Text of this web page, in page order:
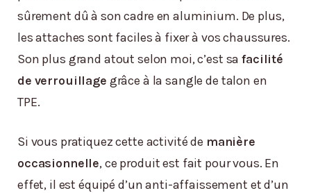
sûrement dû à son cadre en aluminium. De plus,
les attaches sont faciles à fixer à vos chaussures.
Son plus grand atout selon moi, c’est safacilité
de verrouillage grâce à la sangle de talon en
TPE.
Si vous pratiquez cette activité de manière
occasionnelle, ce produit est fait pour vous. En
effet, il est équipé d’un anti-affaissement et d’un